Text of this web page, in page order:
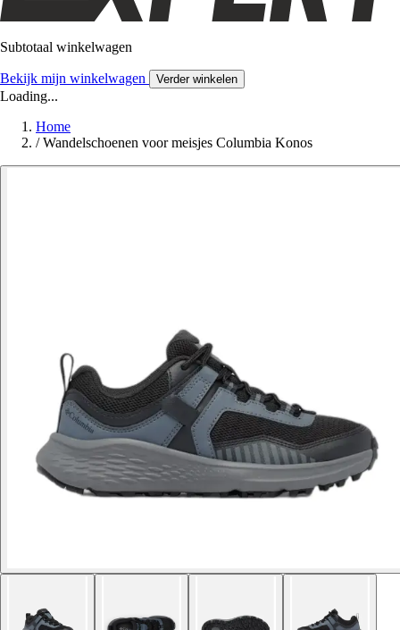
Subtotaal winkelwagen
Bekijk mijn winkelwagen Verder winkelen
Loading...
Home
/ Wandelschoenen voor meisjes Columbia Konos